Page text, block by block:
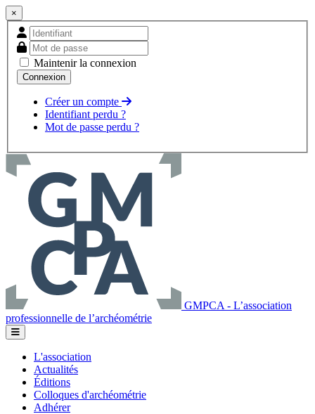
×
Maintenir la connexion
Créer un compte
Identifiant perdu ?
Mot de passe perdu ?
GMPCA - L’association
professionnelle de l’archéométrie
L'association
Actualités
Éditions
Colloques d'archéométrie
Adhérer